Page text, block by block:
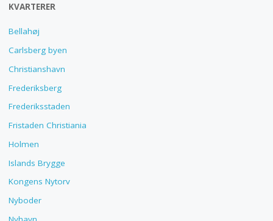
KVARTERER
Bellahøj
Carlsberg byen
Christianshavn
Frederiksberg
Frederiksstaden
Fristaden Christiania
Holmen
Islands Brygge
Kongens Nytorv
Nyboder